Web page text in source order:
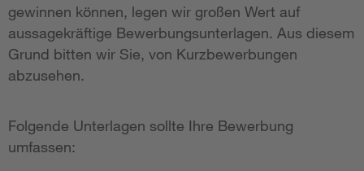
gewinnen können, legen wir großen Wert auf
aussagekräftige Bewerbungsunterlagen. Aus diesem
Grund bitten wir Sie, von Kurzbewerbungen
abzusehen.
Folgende Unterlagen sollte Ihre Bewerbung
umfassen: